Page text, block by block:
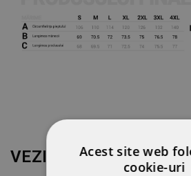
VEZI MAI MULT
Acest site web
cookie-uri